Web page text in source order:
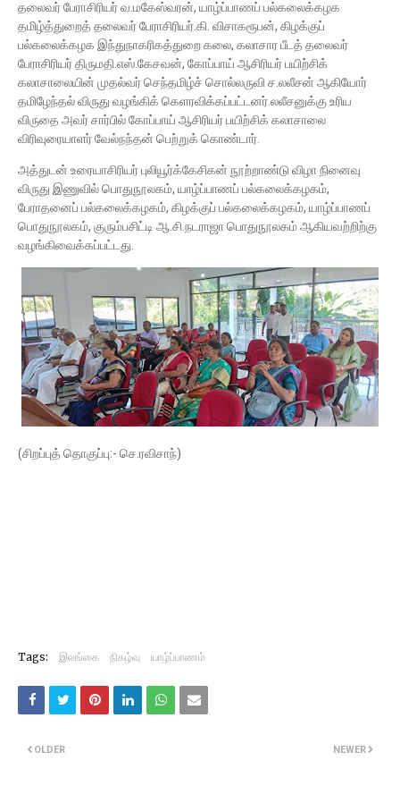
தலைவர் பேராசிரியர் வ.மகேஸ்வரன், யாழ்ப்பாணப் பல்கலைக்கழக
தமிழ்த்துறைத் தலைவர் பேராசிரியர்.கி. விசாகரூபன், கிழக்குப்
பல்கலைக்கழக இந்துநாகரிகத்துறை கலை, கலாசார பீடத் தலைவர்
பேராசிரியர் திருமதி.எஸ்.கேசவன், கோப்பாய் ஆசிரியர் பயிற்சிக்
கலாசாலையின் முதல்வர் செந்தமிழ்ச் சொல்லருவி ச.லலீசன் ஆகியோர்
தமிழேந்தல் விருது வழங்கிக் கெளரவிக்கப்பட்டனர்.லலீசனுக்கு உரிய
விருதை அவர் சார்பில் கோப்பாய் ஆசிரியர் பயிற்சிக் கலாசாலை
விரிவுரையாளர் வேல்நந்தன் பெற்றுக் கொண்டார்.
அத்துடன் உரையாசிரியர் புலியூர்க்கேசிகன் நூற்றாண்டு விழா நினைவு
விருது இணுவில் பொதுநூலகம், யாழ்ப்பாணப் பல்கலைக்கழகம்,
பேராதனைப் பல்கலைக்கழகம், கிழக்குப் பல்கலைக்கழகம், யாழ்ப்பாணப்
பொதுநூலகம், குரும்பசிட்டி ஆ.சி.நடராஜா பொதுநூலகம் ஆகியவற்றிற்கு
வழங்கிவைக்கப்பட்டது.
(சிறப்புத் தொகுப்பு:- செ.ரவிசாந்)
Tags: இலங்கை நிகழ்வு யாழ்ப்பாணம்
NEWER
OLDER